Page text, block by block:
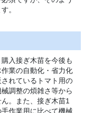
。
入接ぎ木苗を今後も
業の自動化・省力化
れているトマト用の
調整の煩雑さ等から
。また、接ぎ木苗1
作業用に比べて機械